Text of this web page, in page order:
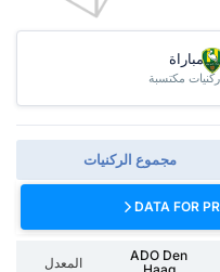
/مباراة
ركنيات مكتسبة
مجموع الركنيات
DATA FOR
ADO Den
المعدل